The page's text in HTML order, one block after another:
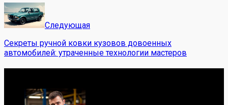
Следующая
Секреты ручной ковки кузовов довоенных
автомобилей: утраченные технологии мастеров